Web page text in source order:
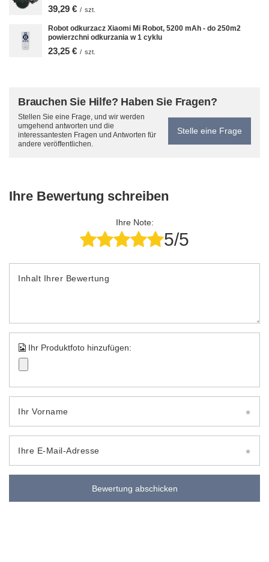
39,29 € / szt.
Robot odkurzacz Xiaomi Mi Robot, 5200 mAh - do 250m2
powierzchni odkurzania w 1 cyklu
23,25 € / szt.
Brauchen Sie Hilfe? Haben Sie Fragen?
Stellen Sie eine Frage, und wir werden
umgehend antworten und die
interessantesten Fragen und Antworten für
andere veröffentlichen.
Stelle eine Frage
Ihre Bewertung schreiben
Ihre Note:
5/5
Inhalt Ihrer Bewertung
Ihr Produktfoto hinzufügen:
Ihr Vorname
Ihre E-Mail-Adresse
Bewertung abschicken